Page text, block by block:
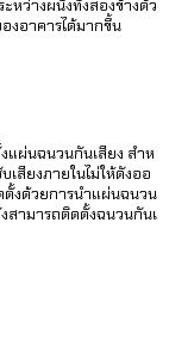
หว่างผนังทั้งสองข้างด้ว
งอาคารได้มากขึ้น
แผ่นฉนวนกันเสียง สำห
สียงภายในไม่ให้ดังออ
ตั้งด้วยการนำแผ่นฉนวน
ามารถติดตั้งฉนวนกันเ